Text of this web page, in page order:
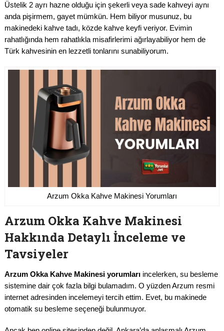
Üstelik 2 ayrı hazne olduğu için şekerli veya sade kahveyi aynı
anda pişirmem, gayet mümkün. Hem biliyor musunuz, bu
makinedeki kahve tadı, közde kahve keyfi veriyor. Evimin
rahatlığında hem rahatlıkla misafirlerimi ağırlayabiliyor hem de
Türk kahvesinin en lezzetli tonlarını sunabiliyorum.
Arzum Okka Kahve Makinesi Yorumları
Arzum Okka Kahve Makinesi
Hakkında Detaylı İnceleme ve
Tavsiyeler
Arzum Okka Kahve Makinesi yorumlarıincelerken, su besleme
sistemine dair çok fazla bilgi bulamadım. O yüzden Arzum resmi
internet adresinden incelemeyi tercih ettim. Evet, bu makinede
otomatik su besleme seçeneği bulunmuyor.